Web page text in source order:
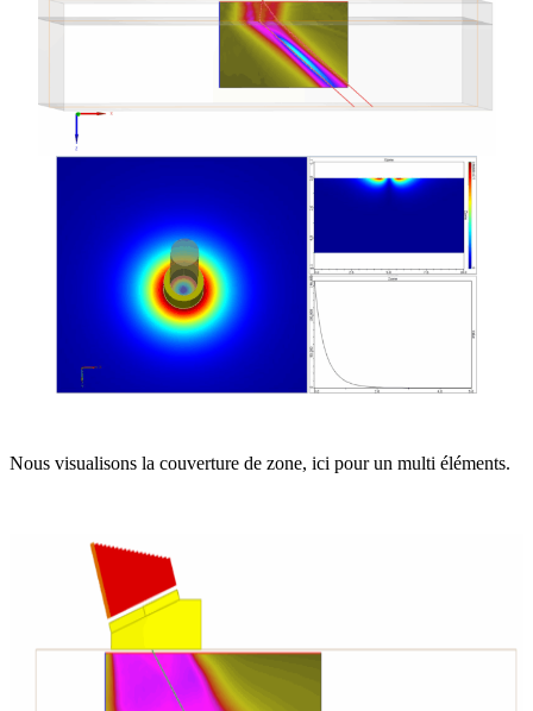
Nous visualisons la couverture de zone, ici pour un multi éléments.